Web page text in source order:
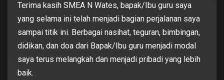
Terima kasih SMEA N Wates, bapak/Ibu guru saya
yang selama ini telah menjadi bagian perjalanan saya
sampai titik ini. Berbagai nasihat, teguran, bimbingan,
didikan, dan doa dari Bapak/Ibu guru menjadi modal
saya terus melangkah dan menjadi pribadi yang lebih
baik.